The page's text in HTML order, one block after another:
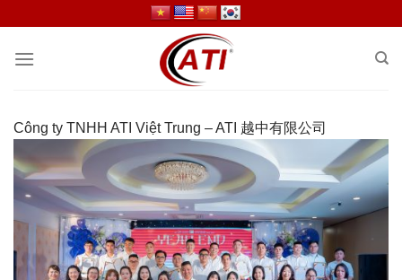
to
content
Công ty TNHH ATI Việt Trung – ATI 越中有限公司